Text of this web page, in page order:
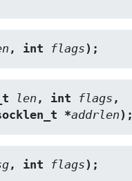
, int flags );
len , int flags ,
*addrlen );
, int flags );